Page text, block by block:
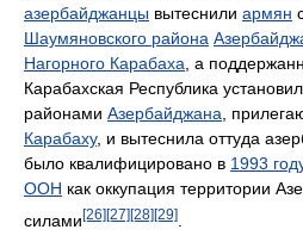
азербайджанцы вытеснили армян
Шаумяновского района
Нагорного Карабаха , а
Карабахская Республика
районами Азербайджана ,
Карабаху, и вытеснила оттуда
было квалифицировано в 1993
ООН как оккупация территории
силами[26][27][28][29]